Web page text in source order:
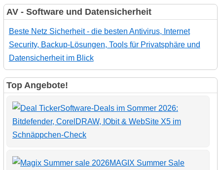
AV - Software und Datensicherheit
Beste Netz Sicherheit - die besten Antivirus, Internet
Security, Backup-Lösungen, Tools für Privatsphäre und
Datensicherheit im Blick
Top Angebote!
Software-Deals im Sommer 2026:
Bitdefender, CorelDRAW, IObit & WebSite X5 im
Schnäppchen-Check
MAGIX Summer Sale